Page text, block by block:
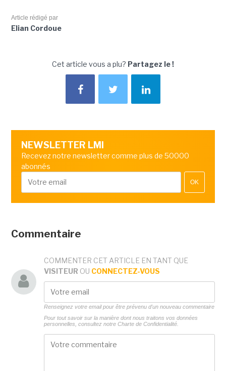
Article rédigé par
Elian Cordoue
Cet article vous a plu? Partagez le !
NEWSLETTER LMI
Recevez notre newsletter comme plus de 50000
abonnés
OK
Commentaire
COMMENTER CET ARTICLE EN TANT QUE
VISITEUR OU CONNECTEZ-VOUS
Renseignez votre email pour être prévenu d'un nouveau commentaire
Pour tout savoir sur la manière dont nous traitons vos données
personnelles, consultez notre Charte de Confidentialité.